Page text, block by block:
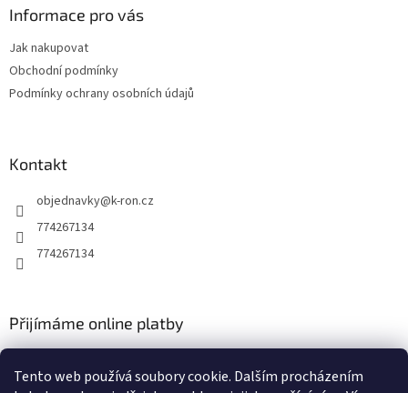
Tento web používá soubory cookie. Dalším procházením
Informace pro vás
Jak nakupovat
Obchodní podmínky
Podmínky ochrany osobních údajů
Kontakt
objednavky@k-ron.cz
774267134
774267134
Přijímáme online platby